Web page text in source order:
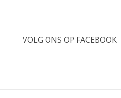
VOLG ONS OP FACEBOOK